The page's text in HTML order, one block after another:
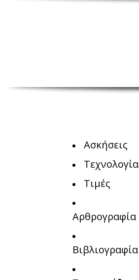
Ασκήσεις
Τεχνολογία
Τιμές
Αρθρογραφία
Βιβλιογραφία